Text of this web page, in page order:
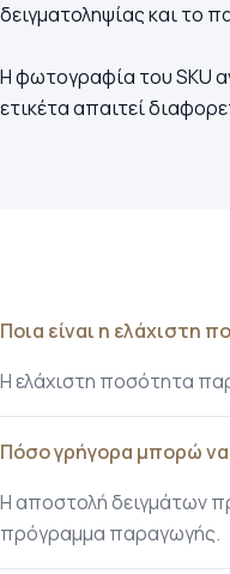
δειγματοληψίας και το
Η φωτογραφία του SKU
ετικέτα απαιτεί
Ποια είναι η ελάχιστη
Η ελάχιστη ποσότητα
Πόσο γρήγορα μπορώ να
Η αποστολή δειγμάτων
πρόγραμμα παραγωγής.